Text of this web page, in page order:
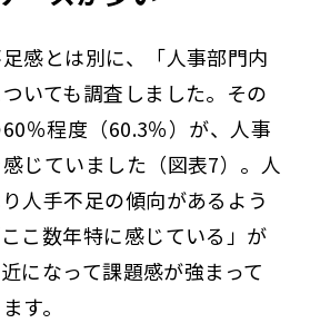
感とは別に、「人事部門内
いても調査しました。その
％程度（60.3％）が、人事
じていました（図表7）。人
人手不足の傾向があるよう
こ数年特に感じている」が
になって課題感が強まって
す。